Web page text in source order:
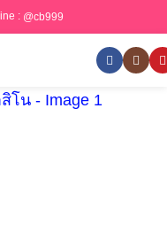
: @cb999